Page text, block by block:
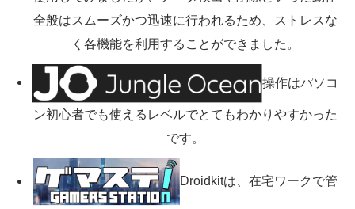
全般はスムーズかつ迅速に行われるため、ストレスな
く各機能を利用することができました。
操作はパソコ
ン初心者でも使えるレベルでとてもわかりやすかった
です。
Droidkitは、在宅ワークで管